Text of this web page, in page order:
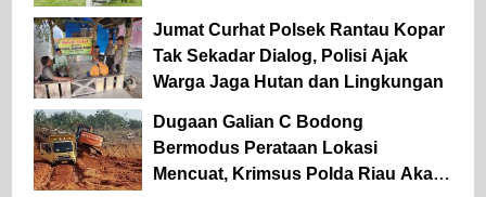
Jumat Curhat Polsek Rantau Kopar
Tak Sekadar Dialog, Polisi Ajak
Warga Jaga Hutan dan Lingkungan
Dugaan Galian C Bodong
Bermodus Perataan Lokasi
Mencuat, Krimsus Polda Riau Akan